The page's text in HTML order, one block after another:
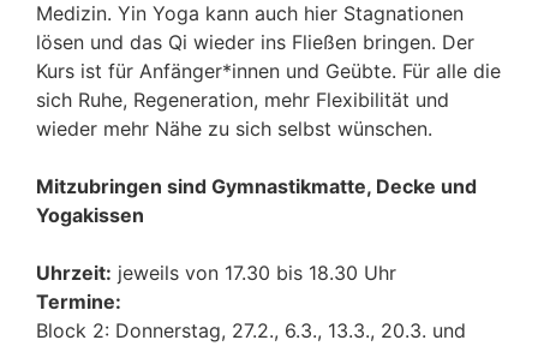
Medizin. Yin Yoga kann auch hier Stagnationen
lösen und das Qi wieder ins Fließen bringen. Der
Kurs ist für Anfänger*innen und Geübte. Für alle die
sich Ruhe, Regeneration, mehr Flexibilität und
wieder mehr Nähe zu sich selbst wünschen.
Mitzubringen sind Gymnastikmatte, Decke und
Yogakissen
Uhrzeit: jeweils von 17.30 bis 18.30 Uhr
Termine:
Block 2: Donnerstag, 27.2., 6.3., 13.3., 20.3. und